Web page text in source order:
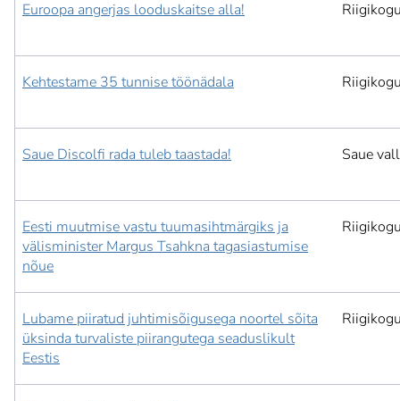
Euroopa angerjas looduskaitse alla!
Kehtestame 35 tunnise töönädala
Saue Discolfi rada tuleb taastada! Saue
Eesti muutmise vastu tuumasihtmärgiks ja
välisminister Margus Tsahkna tagasiastumise
nõue
Lubame piiratud juhtimisõigusega noortel sõita
üksinda turvaliste piirangutega seaduslikult
Eestis